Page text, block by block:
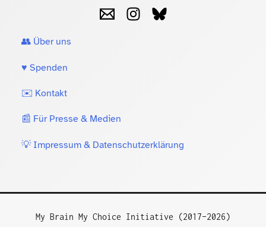
👥 Über uns
♥️ Spenden
✉️ Kontakt
📰 Für Presse & Medien
💡 Impressum & Datenschutzerklärung
My Brain My Choice Initiative (2017–2026)